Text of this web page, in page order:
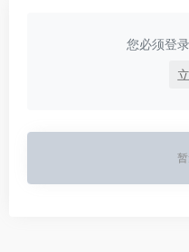
您必须登